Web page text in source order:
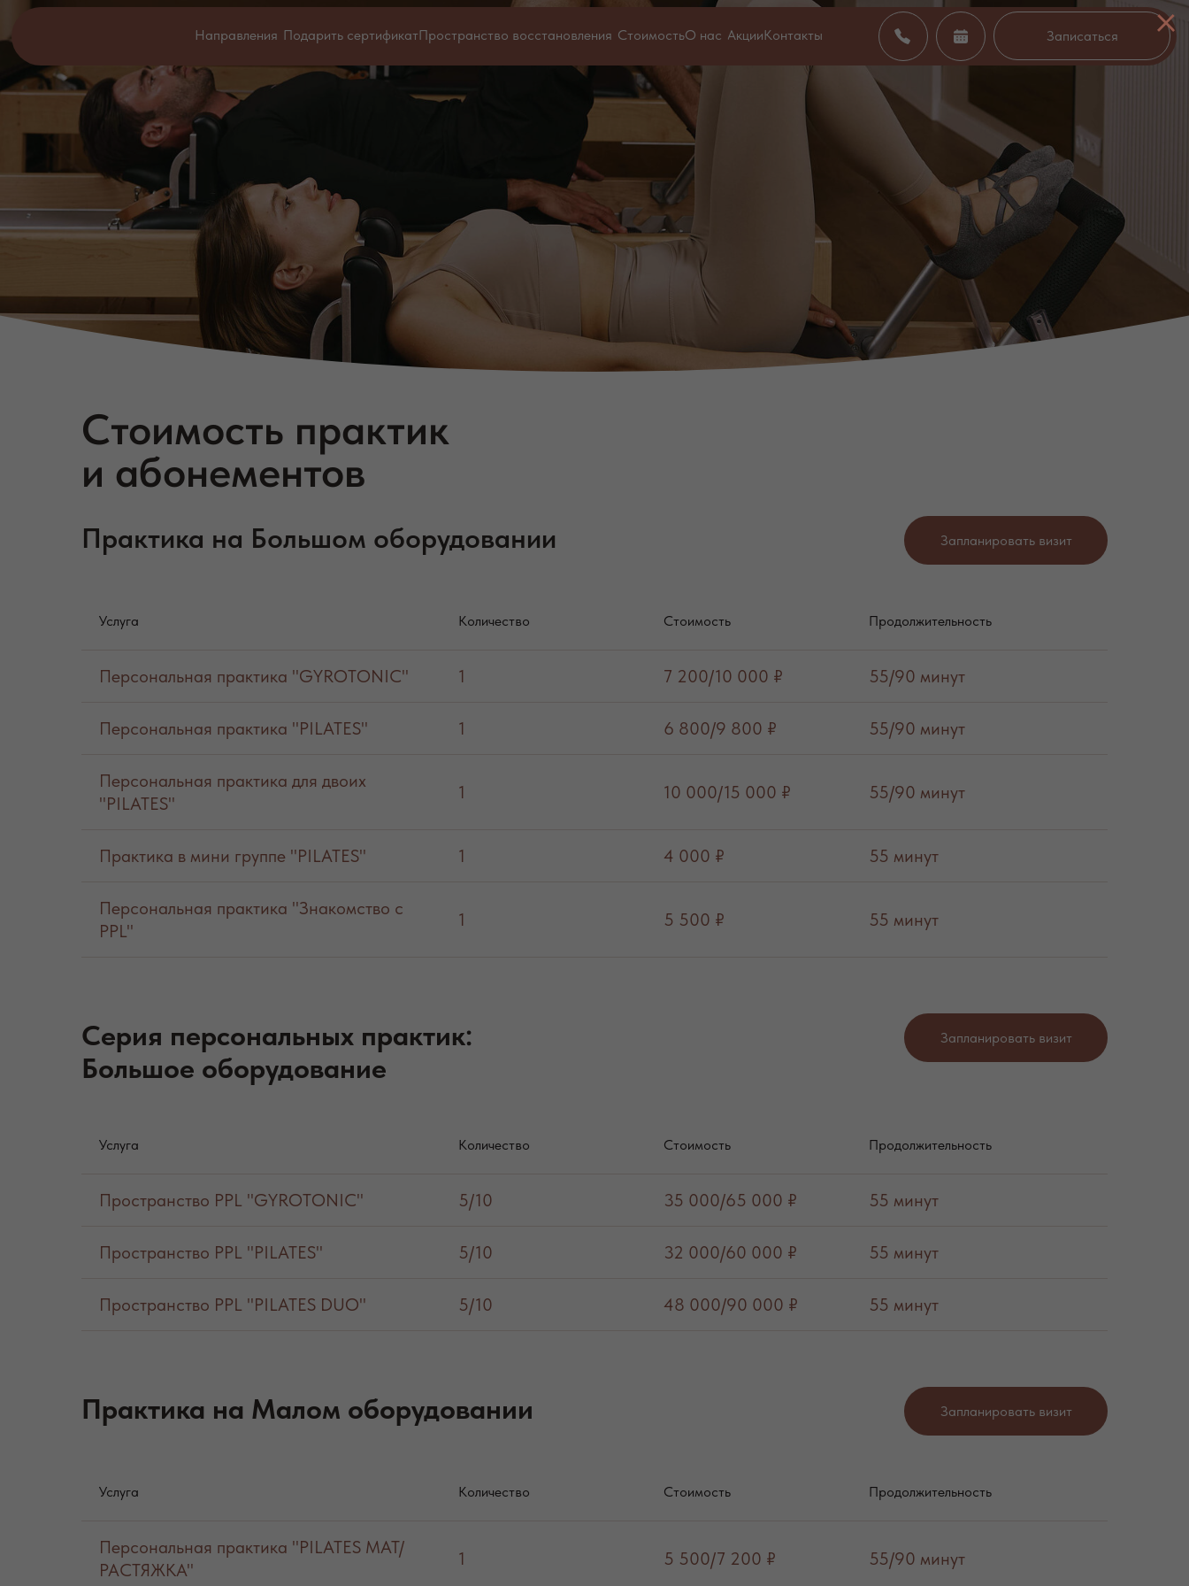
Записаться
Направления Подарить сертификатПространство восстановления СтоимостьО нас АкцииКонтакты
Стоимость практик
и абонементов
Практика на Большом оборудовании Запланировать визит
Услуга Количество Стоимость Продолжительность
Персональная практика "GYROTONIC" 1 7 200/10 000 ₽ 55/90 минут
Персональная практика "PILATES" 1 6 800/9 800 ₽ 55/90 минут
Персональная практика для двоих
"PILATES"
1 10 000/15 000 ₽ 55/90 минут
Практика в мини группе "PILATES" 1 4 000 ₽ 55 минут
Персональная практика "Знакомство с
PPL"
1 5 500 ₽ 55 минут
Серия персональных практик:
Большое оборудование
Запланировать визит
Услуга Количество Стоимость Продолжительность
Пространство PPL "GYROTONIC" 5/10 35 000/65 000 ₽ 55 минут
Пространство PPL "PILATES" 5/10 32 000/60 000 ₽ 55 минут
Пространство PPL "PILATES DUO" 5/10 48 000/90 000 ₽ 55 минут
Практика на Малом оборудовании Запланировать визит
Услуга Количество Стоимость Продолжительность
Персональная практика "PILATES МАТ/
РАСТЯЖКА"
1 5 500/7 200 ₽ 55/90 минут